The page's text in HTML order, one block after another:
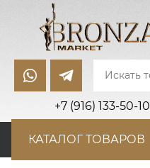
+7 (916) 133-50-10
КАТАЛОГ ТОВАРОВ